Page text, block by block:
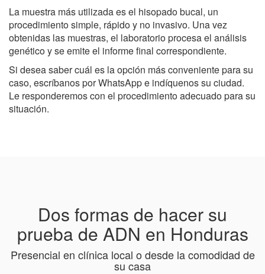
La muestra más utilizada es el hisopado bucal, un
procedimiento simple, rápido y no invasivo. Una vez
obtenidas las muestras, el laboratorio procesa el análisis
genético y se emite el informe final correspondiente.
Si desea saber cuál es la opción más conveniente para su
caso, escríbanos por WhatsApp e indíquenos su ciudad.
Le responderemos con el procedimiento adecuado para su
situación.
Dos formas de hacer su
prueba de ADN en Honduras
Presencial en clínica local o desde la comodidad de
su casa